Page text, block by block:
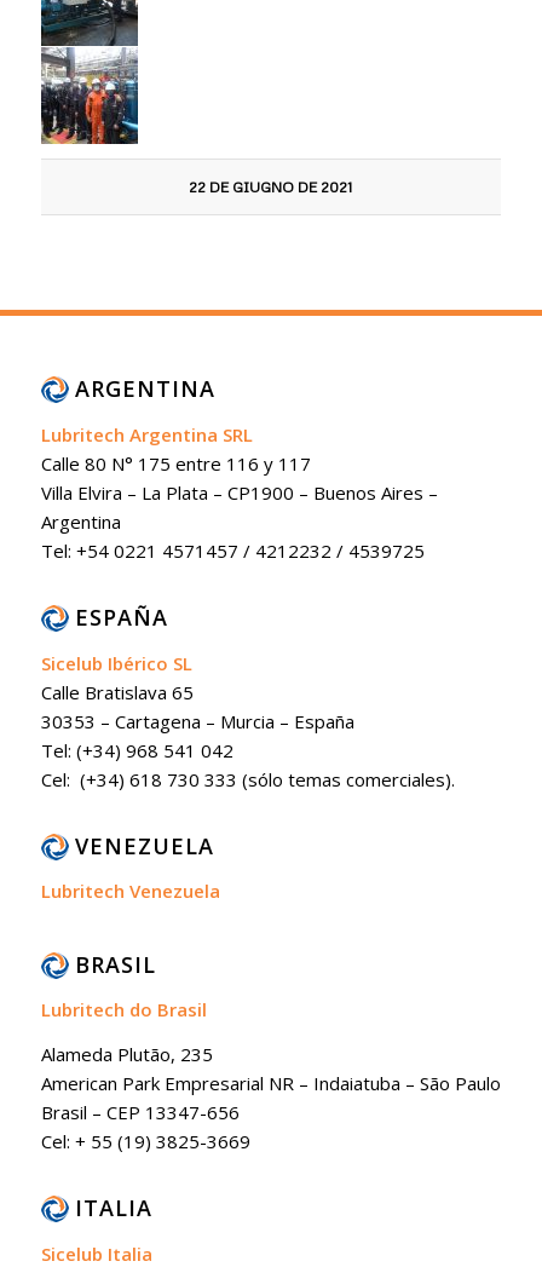
22 DE GIUGNO DE 2021
ARGENTINA
Lubritech Argentina SRL
Calle 80 N° 175 entre 116 y 117
Villa Elvira – La Plata – CP1900 – Buenos Aires –
Argentina
Tel: +54 0221 4571457 / 4212232 / 4539725
ESPAÑA
Sicelub Ibérico SL
Calle Bratislava 65
30353 – Cartagena – Murcia – España
Tel: (+34) 968 541 042
Cel: (+34) 618 730 333 (sólo temas comerciales).
VENEZUELA
Lubritech Venezuela
BRASIL
Lubritech do Brasil
Alameda Plutão, 235
American Park Empresarial NR – Indaiatuba – São Paulo
Brasil – CEP 13347-656
Cel: + 55 (19) 3825-3669
ITALIA
Sicelub Italia